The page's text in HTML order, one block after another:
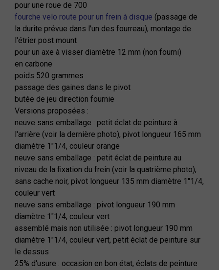
pour une roue de 700
fourche velo route pour un frein à disque (passage de
la durite prévue dans l'un des fourreau), montage de
l'étrier post mount
pour un axe à visser diamètre 12 mm (non fourni)
en carbone
poids 520 grammes
passage des gaines dans le pivot
butée de jeu direction fournie
Versions proposées :
neuve sans emballage : petit éclat de peinture à
l'arrière (voir la dernière photo), pivot longueur 165 mm
diamètre 1"1/4, couleur orange
neuve sans emballage : petit éclat de peinture au
niveau de la fixation du frein (voir la quatrième photo),
sans cache noir, pivot longueur 135 mm diamètre 1"1/4,
couleur vert
neuve sans emballage : pivot longueur 190 mm
diamètre 1"1/4, couleur vert
assemblé mais non utilisée : pivot longueur 190 mm
diamètre 1"1/4, couleur vert, petit éclat de peinture sur
le dessus
25% d'usure : occasion en bon état, éclats de peinture